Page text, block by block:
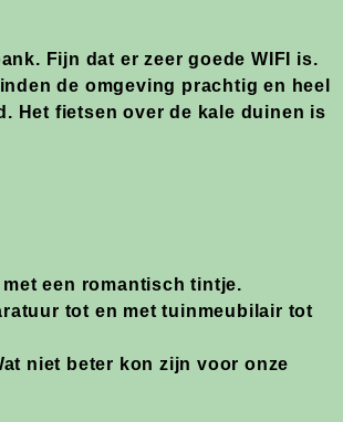
Fijn dat er zeer goede WIFI is.
de omgeving prachtig en heel
Het fietsen over de kale duinen is
een romantisch tintje.
tot en met tuinmeubilair tot
niet beter kon zijn voor onze